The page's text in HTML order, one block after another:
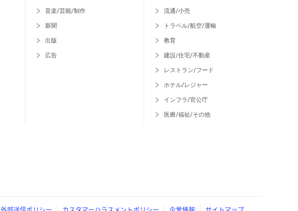
音楽/芸能/制作
新聞
出版
広告
流通/小売
トラベル/航空/運輸
教育
建設/住宅/不動産
レストラン/フード
ホテル/レジャー
インフラ/官公庁
医療/福祉/その他